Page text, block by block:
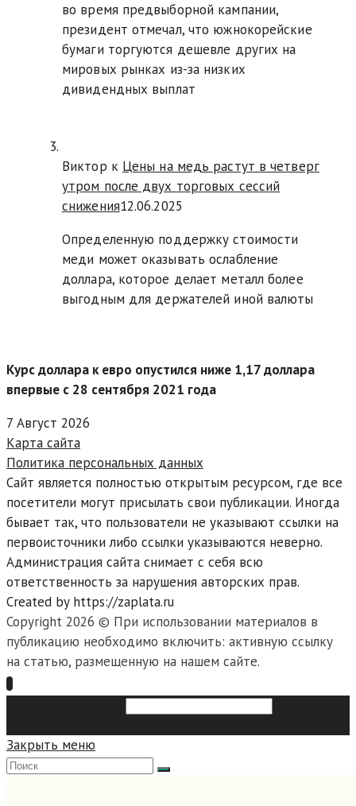
во время предвыборной кампании,
президент отмечал, что южнокорейские
бумаги торгуются дешевле других на
мировых рынках из-за низких
дивидендных выплат
Виктор к Цены на медь растут в четверг
утром после двух торговых сессий
снижения12.06.2025
Определенную поддержку стоимости
меди может оказывать ослабление
доллара, которое делает металл более
выгодным для держателей иной валюты
Курс доллара к евро опустился ниже 1,17 доллара
впервые с 28 сентября 2021 года
7 Август 2026
Карта сайта
Политика персональных данных
Сайт является полностью открытым ресурсом, где все
посетители могут присылать свои публикации. Иногда
бывает так, что пользователи не указывают ссылки на
первоисточники либо ссылки указываются неверно.
Администрация сайта снимает с себя всю
ответственность за нарушения авторских прав.
Created by https://zaplata.ru
Copyright 2026 © При использовании материалов в
публикацию необходимо включить: активную ссылку
на статью, размещенную на нашем сайте.
Закрыть меню